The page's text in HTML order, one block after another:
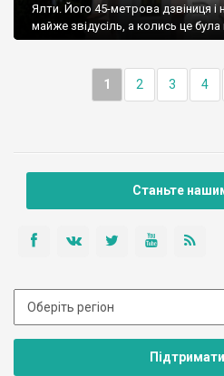
Ялти. Його 45-метрова дзвіниця і
майже звідусіль, а колись це
1 2 3 4
Станьте